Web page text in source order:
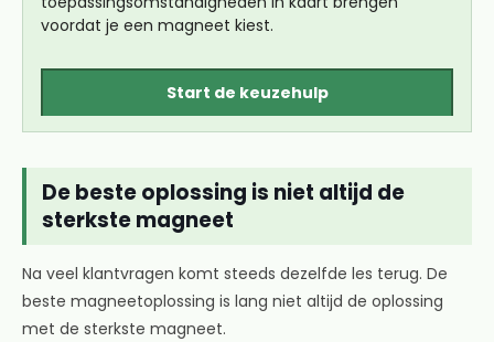
voordat je een magneet kiest.
Start de keuzehulp
De beste oplossing is niet altijd de
sterkste magneet
Na veel klantvragen komt steeds dezelfde les terug. De
beste magneetoplossing is lang niet altijd de oplossing
met de sterkste magneet.